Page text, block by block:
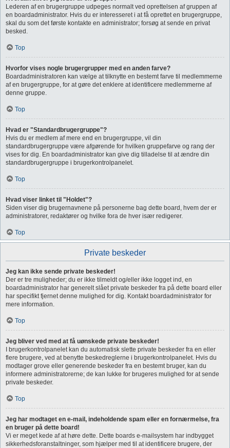
Lederen af en brugergruppe udpeges normalt ved oprettelsen af gruppen af
en boardadministrator. Hvis du er interesseret i at få oprettet en brugergruppe,
skal du som det første kontakte en administrator; forsøg at sende en privat
besked.
Top
Hvorfor vises nogle brugergrupper med en anden farve?
Boardadministratoren kan vælge at tilknytte en bestemt farve til medlemmerne
af en brugergruppe, for at gøre det enklere at identificere medlemmerne af
denne gruppe.
Top
Hvad er "Standardbrugergruppe"?
Hvis du er medlem af mere end en brugergruppe, vil din
standardbrugergruppe være afgørende for hvilken gruppefarve og rang der
vises for dig. En boardadministrator kan give dig tilladelse til at ændre din
standardbrugergruppe i brugerkontrolpanelet.
Top
Hvad viser linket til "Holdet"?
Siden viser dig brugernavnene på personerne bag dette board, hvem der er
administratorer, redaktører og hvilke fora de hver især redigerer.
Top
Private beskeder
Jeg kan ikke sende private beskeder!
Der er tre muligheder; du er ikke tilmeldt og/eller ikke logget ind, en
boardadministrator har generelt slået private beskeder fra på dette board eller
har specifikt fjernet denne mulighed for dig. Kontakt boardadministrator for
mere information.
Top
Jeg bliver ved med at få uønskede private beskeder!
I brugerkontrolpanelet kan du automatisk slette private beskeder fra en eller
flere brugere, ved at benytte beskedreglerne i brugerkontrolpanelet. Hvis du
modtager grove eller generende beskeder fra en bestemt bruger, kan du
informere administratorerne; de kan lukke for brugeres mulighed for at sende
private beskeder.
Top
Jeg har modtaget en e-mail, indeholdende spam eller en fornærmelse, fra
en bruger på dette board!
Vi er meget kede af at høre dette. Dette boards e-mailsystem har indbygget
sikkerhedsforanstaltninger, som hjælper med til at identificere brugere, der